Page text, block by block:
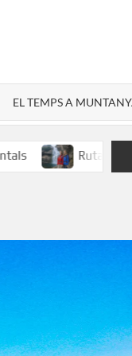
EL TEMPS A
Ruta al Salt de Sallent: